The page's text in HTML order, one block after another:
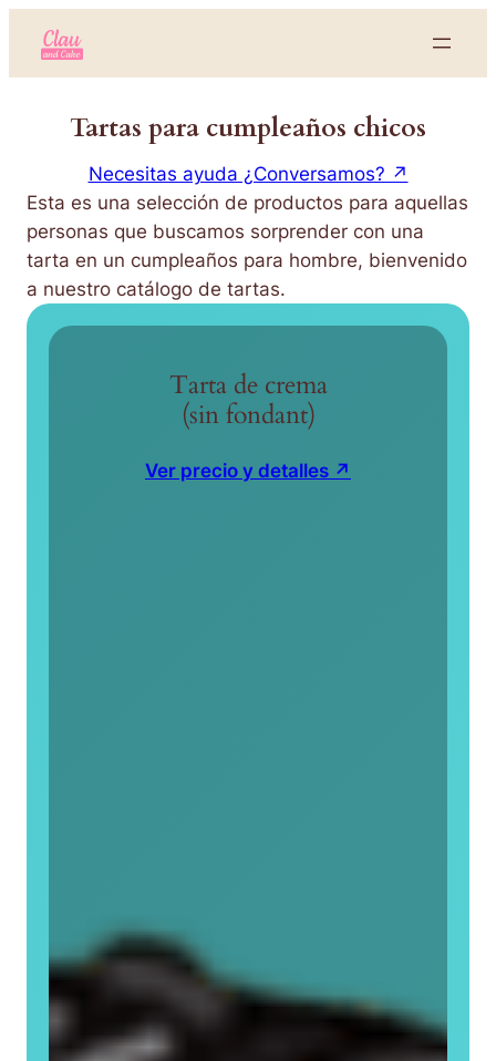
Tartas para cumpleaños chicos
Necesitas ayuda ¿Conversamos? ↗
Esta es una selección de productos para aquellas
personas que buscamos sorprender con una
tarta en un cumpleaños para hombre, bienvenido
a nuestro catálogo de tartas.
Tarta de crema
(sin fondant)
Ver precio y detalles ↗